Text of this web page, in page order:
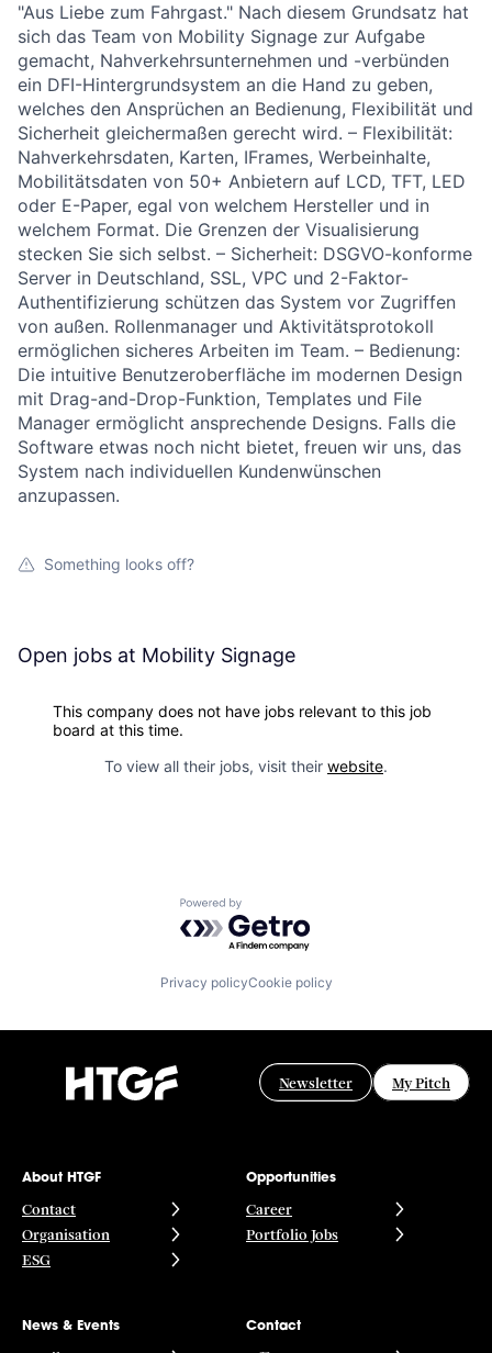
"Aus Liebe zum Fahrgast." Nach diesem Grundsatz hat
sich das Team von Mobility Signage zur Aufgabe
gemacht, Nahverkehrsunternehmen und -verbünden
ein DFI-Hintergrundsystem an die Hand zu geben,
welches den Ansprüchen an Bedienung, Flexibilität und
Sicherheit gleichermaßen gerecht wird. – Flexibilität:
Nahverkehrsdaten, Karten, IFrames, Werbeinhalte,
Mobilitätsdaten von 50+ Anbietern auf LCD, TFT, LED
oder E-Paper, egal von welchem Hersteller und in
welchem Format. Die Grenzen der Visualisierung
stecken Sie sich selbst. – Sicherheit: DSGVO-konforme
Server in Deutschland, SSL, VPC und 2-Faktor-
Authentifizierung schützen das System vor Zugriffen
von außen. Rollenmanager und Aktivitätsprotokoll
ermöglichen sicheres Arbeiten im Team. – Bedienung:
Die intuitive Benutzeroberfläche im modernen Design
mit Drag-and-Drop-Funktion, Templates und File
Manager ermöglicht ansprechende Designs. Falls die
Software etwas noch nicht bietet, freuen wir uns, das
System nach individuellen Kundenwünschen
anzupassen.
Something looks off?
Open jobs at Mobility Signage
This company does not have jobs relevant to this job
board at this time.
To view all their jobs, visit their website.
Powered by Getro.com
Privacy policyCookie policy
Newsletter My Pitch
About HTGF
Contact
Organisation
ESG
Opportunities
Career
Portfolio Jobs
News & Events Contact